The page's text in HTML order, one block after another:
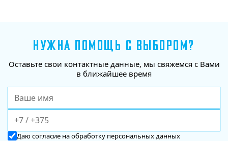
НУЖНА ПОМОЩЬ С ВЫБОРОМ?
Оставьте свои контактные данные, мы свяжемся с Вами
в ближайшее время
Даюсогласие на обработку персональных данных